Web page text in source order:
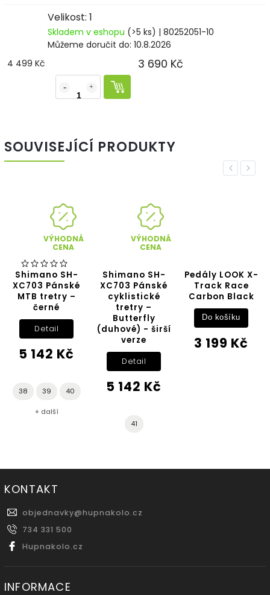
Velikost: 1
Skladem v eshopu (>5 ks) | 80252051-10
Můžeme doručit do: 10.8.2026
4 499 Kč
3 690 Kč
SOUVISEJÍCÍ PRODUKTY
Previous
VÝHODNÁ
SH-
Pánské
tretry –
Kč
40
VÝHODNÁ
Shimano SH-
XC703 Pánské
cyklistické
Butterfly
(duhové) - širší
5 142 Kč
Pedály LOOK X-
Track Race
Carbon Black
3 199 Kč
pedály
1
Next
KONTAKT
objednavky@hupnakolo.cz
734 331 500
Hupnakolo.cz
INFORMACE